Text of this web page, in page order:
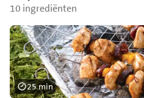
10 ingrediënten
25 min